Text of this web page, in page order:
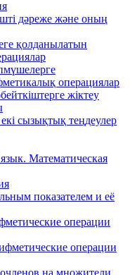
дәреже және оның
қолданылатын
операциялар
жіктеу
сызықтық теңдеулер
Математическая
показателем и её
операции
операции
на множители